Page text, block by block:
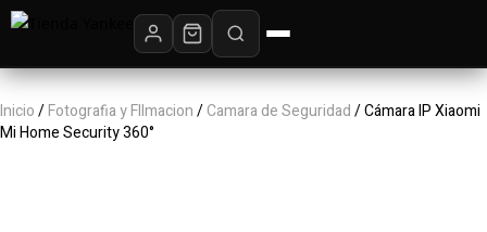
Inicio/Fotografia y FIlmacion/Camara de Seguridad/ Cámara IP Xiaomi
Mi Home Security 360°